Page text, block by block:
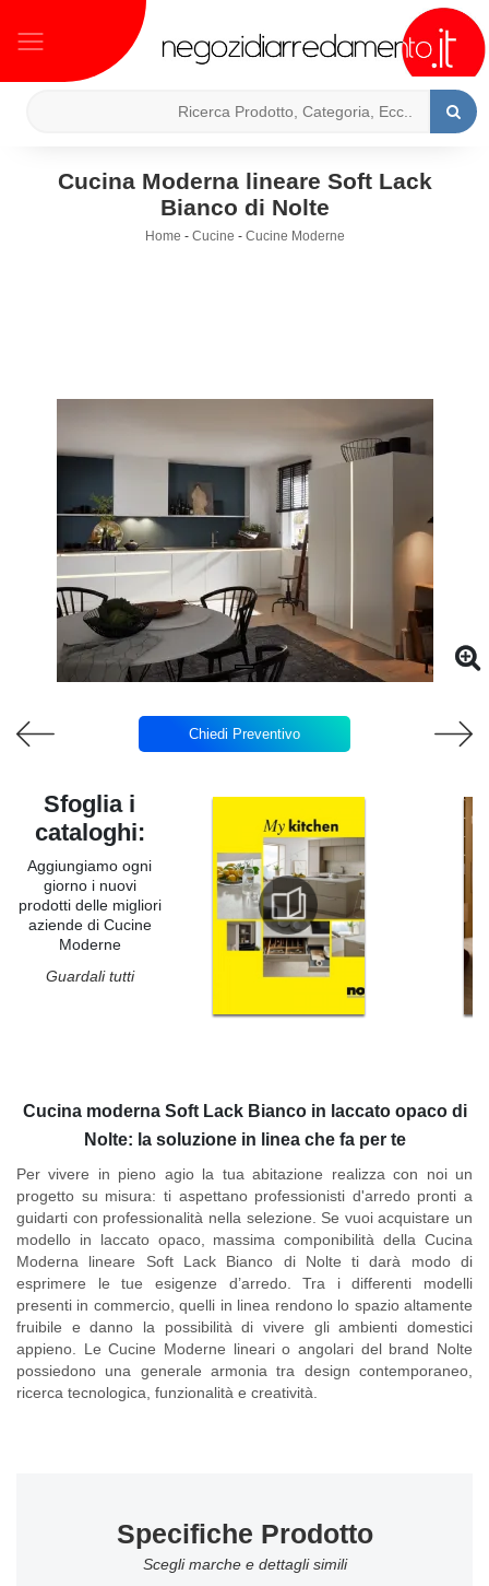
Cucina Moderna lineare Soft Lack
Bianco di Nolte
Home - Cucine - Cucine Moderne
Chiedi Preventivo
Cucina moderna Soft Lack Bianco in laccato opaco di
Nolte: la soluzione in linea che fa per te
Per vivere in pieno agio la tua abitazione realizza con noi un
progetto su misura: ti aspettano professionisti d'arredo pronti a
guidarti con professionalità nella selezione. Se vuoi acquistare un
modello in laccato opaco, massima componibilità della Cucina
Moderna lineare Soft Lack Bianco di Nolte ti darà modo di
esprimere le tue esigenze d’arredo. Tra i differenti modelli
presenti in commercio, quelli in linea rendono lo spazio altamente
fruibile e danno la possibilità di vivere gli ambienti domestici
appieno. Le Cucine Moderne lineari o angolari del brand Nolte
possiedono una generale armonia tra design contemporaneo,
ricerca tecnologica, funzionalità e creatività.
Sfoglia i
cataloghi:
Aggiungiamo ogni
giorno i nuovi
prodotti delle migliori
aziende di Cucine
Moderne
Guardali tutti
Specifiche Prodotto
Scegli marche e dettagli simili